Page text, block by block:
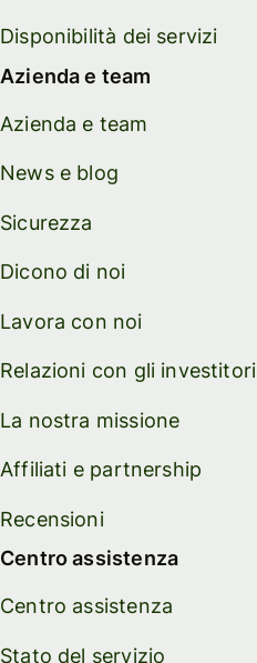
Disponibilità dei servizi
Azienda e team
Azienda e team
News e blog
Sicurezza
Dicono di noi
Lavora con noi
Relazioni con gli investitori
La nostra missione
Affiliati e partnership
Recensioni
Centro assistenza
Centro assistenza
Stato del servizio